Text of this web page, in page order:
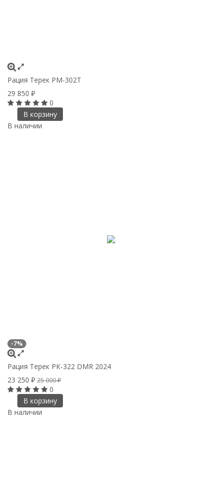
Рация Терек РМ-302Т
29 850 ₽
0
В корзину
В наличии
-7%
Рация Терек РК-322 DMR 2024
23 250 ₽ 25 000₽
0
В корзину
В наличии